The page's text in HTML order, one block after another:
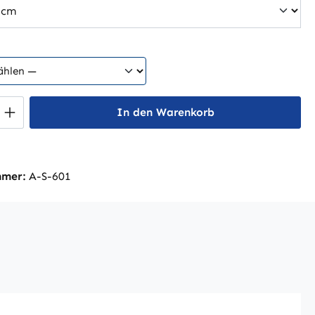
Anzahl: Gib den gewünschten Wert
In den Warenkorb
A-S-601